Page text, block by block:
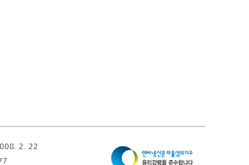
2. 22